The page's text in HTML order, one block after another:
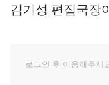
김기성 편집국장